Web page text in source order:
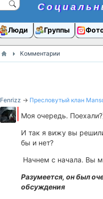
Люди Группы
Комментарии
Fenrizz → Пресловутый клан
Моя очередь.
И так я вижу вы
бы и нет?
Начнем с начала. Вы
Разумеется, он был
обсуждения